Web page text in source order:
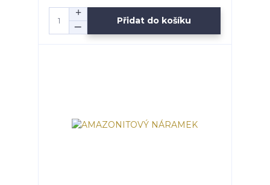
Přidat do košíku